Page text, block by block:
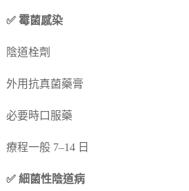
✅ 霉菌感染
陰道栓劑
外用抗真菌藥膏
必要時口服藥
療程一般 7–14 日
✅ 細菌性陰道病